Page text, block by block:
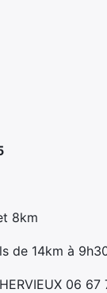
8km
de 14km à
06